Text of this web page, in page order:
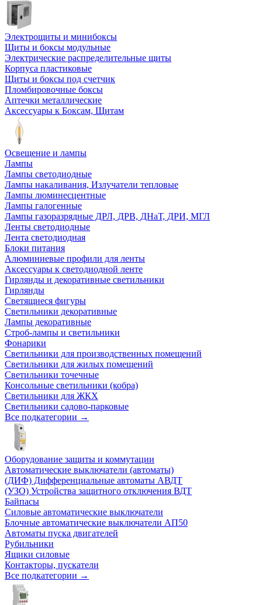
Электрощиты и минибоксы
Щиты и боксы модульные
Электрические распределительные щиты
Корпуса пластиковые
Щиты и боксы под счетчик
Пломбировочные боксы
Аптечки металлические
Аксессуары к Боксам, Щитам
Освещение и лампы
Лампы
Лампы светодиодные
Лампы накаливания, Излучатели тепловые
Лампы люминесцентные
Лампы галогенные
Лампы газоразрядные ДРЛ, ДРВ, ДНаТ, ДРИ, МГЛ
Ленты светодиодные
Лента светодиодная
Блоки питания
Алюминиевые профили для ленты
Аксессуары к светодиодной ленте
Гирлянды и декоративные светильники
Гирлянды
Светящиеся фигуры
Светильники декоративные
Лампы декоративные
Строб-лампы и светильники
Фонарики
Светильники для производственных помещений
Светильники для жилых помещений
Светильники точечные
Консольные светильники (кобра)
Светильники для ЖКХ
Светильники садово-парковые
Все подкатегории →
Оборудование защиты и коммутации
Автоматические выключатели (автоматы)
(ДИФ) Дифференциальные автоматы АВДТ
(УЗО) Устройства защитного отключения ВДТ
Байпасы
Силовые автоматические выключатели
Блочные автоматические выключатели АП50
Автоматы пуска двигателей
Рубильники
Ящики силовые
Контакторы, пускатели
Все подкатегории →